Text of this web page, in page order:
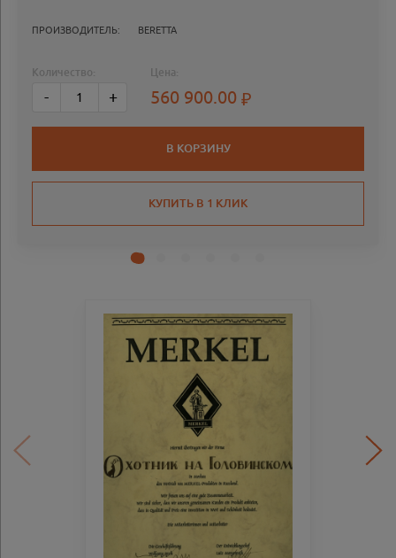
ПРОИЗВОДИТЕЛЬ: BERETTA
Количество:
- +
Цена:
560 900.00
В КОРЗИНУ
КУПИТЬ В 1 КЛИК